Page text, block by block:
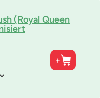
(Royal Queen